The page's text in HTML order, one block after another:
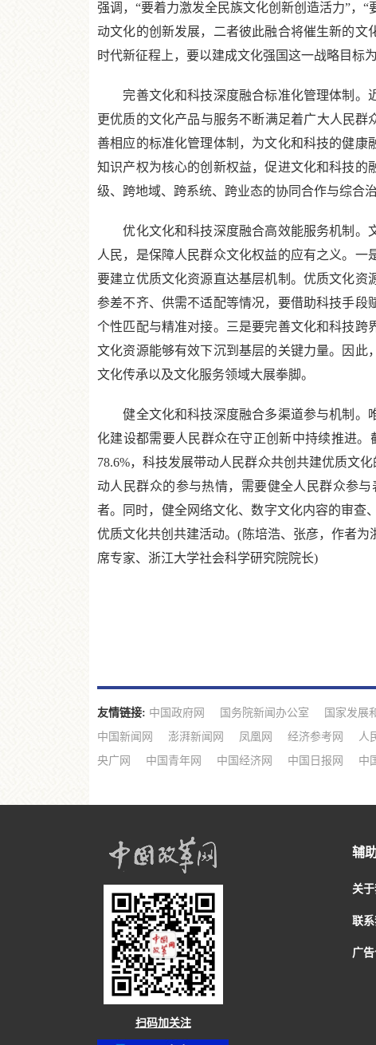
强调，“要着力激发全民族文化创新创造活力”，
动文化的创新发展，二者彼此融合将催生新的
时代新征程上，要以建成文化强国这一战略目标
完善文化和科技深度融合标准化管理体制。近
更优质的文化产品与服务不断满足着广大人民
善相应的标准化管理体制，为文化和科技的健康
知识产权为核心的创新权益，促进文化和科技
级、跨地域、跨系统、跨业态的协同合作与综合
优化文化和科技深度融合高效能服务机制。文
人民，是保障人民群众文化权益的应有之义。
要建立优质文化资源直达基层机制。优质文化
参差不齐、供需不适配等情况，要借助科技手
个性匹配与精准对接。三是要完善文化和科技
文化资源能够有效下沉到基层的关键力量。因此
文化传承以及文化服务领域大展拳脚。
健全文化和科技深度融合多渠道参与机制。唯
化建设都需要人民群众在守正创新中持续推进
78.6%，科技发展带动人民群众共创共建优质文
动人民群众的参与热情，需要健全人民群众参
者。同时，健全网络文化、数字文化内容的审查
优质文化共创共建活动。(陈培浩、张彦，作者
席专家、浙江大学社会科学研究院院长)
友情链接: 中国政府网 国务院新闻办公室 国家发展
中国新闻网
澎湃新闻网 凤凰网 经济参考网 人
央广网
中国青年网 中国经济网 中国日报网 中
扫码加关注
辅
关于
联系
广